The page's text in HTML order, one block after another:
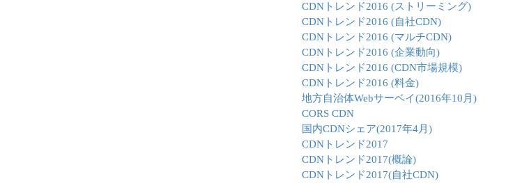
CDNトレンド2016 (ストリーミング)
CDNトレンド2016 (自社CDN)
CDNトレンド2016 (マルチCDN)
CDNトレンド2016 (企業動向)
CDNトレンド2016 (CDN市場規模)
CDNトレンド2016 (料金)
地方自治体Webサーベイ(2016年10月)
CORS CDN
国内CDNシェア(2017年4月)
CDNトレンド2017
CDNトレンド2017(概論)
CDNトレンド2017(自社CDN)